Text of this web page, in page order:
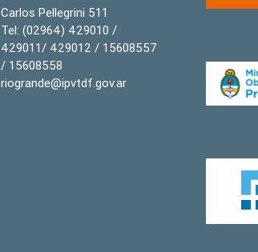
Carlos Pellegrini 511
Tel: (02964) 429010 /
429011/ 429012 / 15608557
/ 15608558
riogrande@ipvtdf.gov.ar